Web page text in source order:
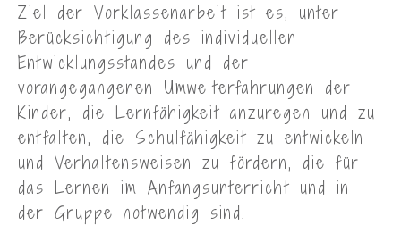
Ziel der Vorklassenarbeit ist es, unter
Berücksichtigung des individuellen
Entwicklungsstandes und der
vorangegangenen Umwelterfahrungen der
Kinder, die Lernfähigkeit anzuregen und zu
entfalten, die Schulfähigkeit zu entwickeln
und Verhaltensweisen zu fördern, die für
das Lernen im Anfangsunterricht und in
der Gruppe notwendig sind.